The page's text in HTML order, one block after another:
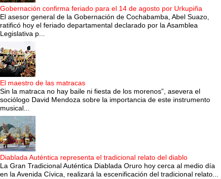
Gobernación confirma feriado para el 14 de agosto por Urkupiña
El asesor general de la Gobernación de Cochabamba, Abel Suazo,
ratificó hoy el feriado departamental declarado por la Asamblea
Legislativa p...
El maestro de las matracas
Sin la matraca no hay baile ni fiesta de los morenos”, asevera el
sociólogo David Mendoza sobre la importancia de este instrumento
musical...
Diablada Auténtica representa el tradicional relato del diablo
La Gran Tradicional Auténtica Diablada Oruro hoy cerca al medio día
en la Avenida Cívica, realizará la escenificación del tradicional relato...